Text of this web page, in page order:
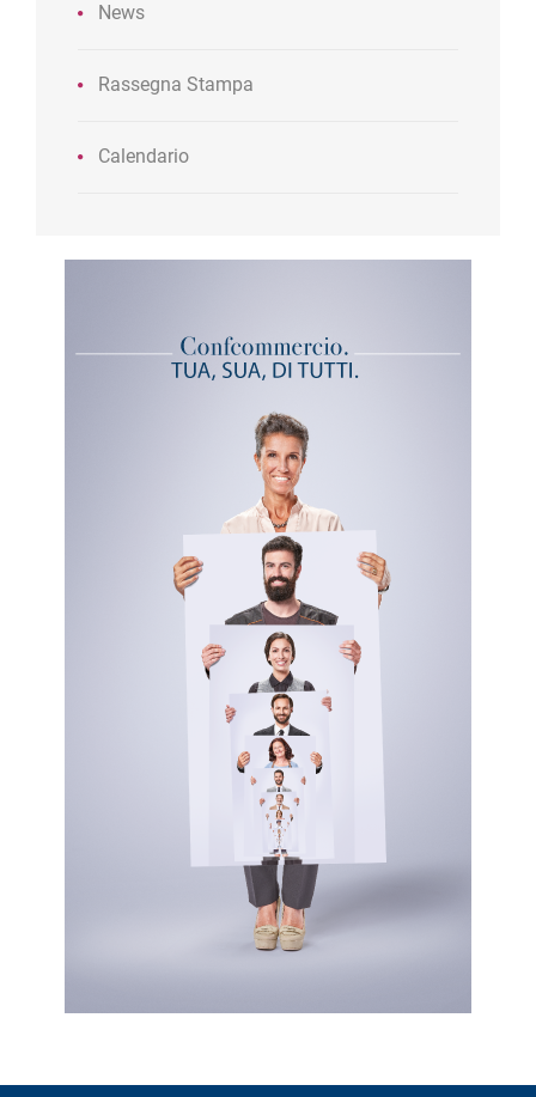
News
Rassegna Stampa
Calendario